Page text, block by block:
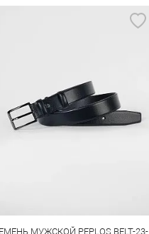
МУЖСКОЙ PEPLOS BELT-23-